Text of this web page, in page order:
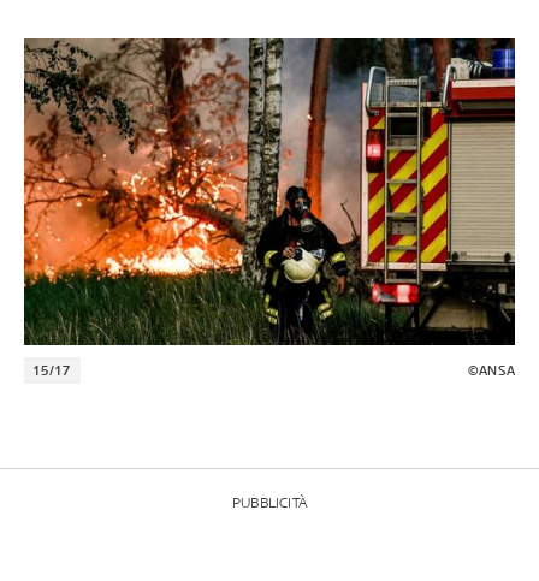
15/17 ©ANSA
PUBBLICITÀ